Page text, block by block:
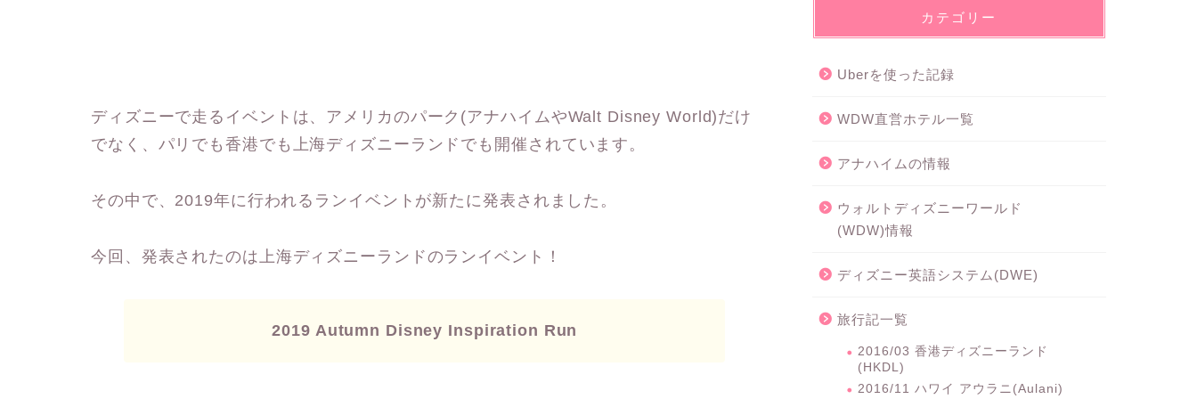
ディズニーで走るイベントは、アメリカのパーク(アナハイムやWalt Disney World)だけ
でなく、パリでも香港でも上海ディズニーランドでも開催されています。
その中で、2019年に行われるランイベントが新たに発表されました。
今回、発表されたのは上海ディズニーランドのランイベント！
2019 Autumn Disney Inspiration Run
カテゴリー
Uberを使った記録
WDW直営ホテル一覧
アナハイムの情報
ウォルトディズニーワールド
(WDW)情報
ディズニー英語システム(DWE)
旅行記一覧
2016/03 香港ディズニーランド
(HKDL)
2016/11 ハワイ アウラニ(Aulani)